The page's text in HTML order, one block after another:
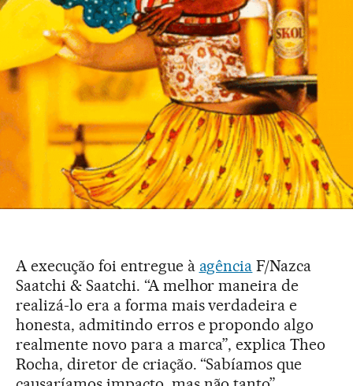
A execução foi entregue à agência F/Nazca
Saatchi & Saatchi. “A melhor maneira de
realizá-lo era a forma mais verdadeira e
honesta, admitindo erros e propondo algo
realmente novo para a marca”, explica Theo
Rocha, diretor de criação. “Sabíamos que